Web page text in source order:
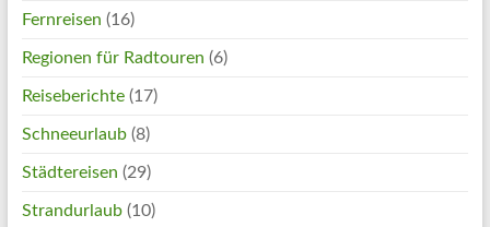
Fernreisen (16)
Regionen für Radtouren (6)
Reiseberichte(17)
Schneeurlaub(8)
Städtereisen (29)
Strandurlaub(10)